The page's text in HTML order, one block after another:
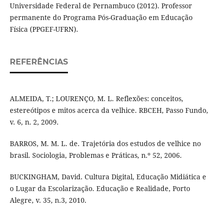
Universidade Federal de Pernambuco (2012). Professor
permanente do Programa Pós-Graduação em Educação
Física (PPGEF-UFRN).
REFERÊNCIAS
ALMEIDA, T.; LOURENÇO, M. L. Reflexões: conceitos,
estereótipos e mitos acerca da velhice. RBCEH, Passo Fundo,
v. 6, n. 2, 2009.
BARROS, M. M. L. de. Trajetória dos estudos de velhice no
brasil. Sociologia, Problemas e Práticas, n.º 52, 2006.
BUCKINGHAM, David. Cultura Digital, Educação Midiática e
o Lugar da Escolarização. Educação e Realidade, Porto
Alegre, v. 35, n.3, 2010.